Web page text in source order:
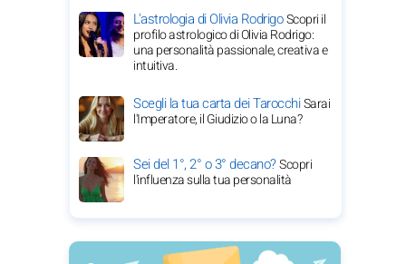
L'astrologia di Olivia RodrigoScopri il
profilo astrologico di Olivia Rodrigo:
una personalità passionale, creativa e
intuitiva.
Scegli la tua carta dei TarocchiSarai
l'Imperatore, il Giudizio o la Luna?
Sei del 1°, 2° o 3° decano?Scopri
l'influenza sulla tua personalità